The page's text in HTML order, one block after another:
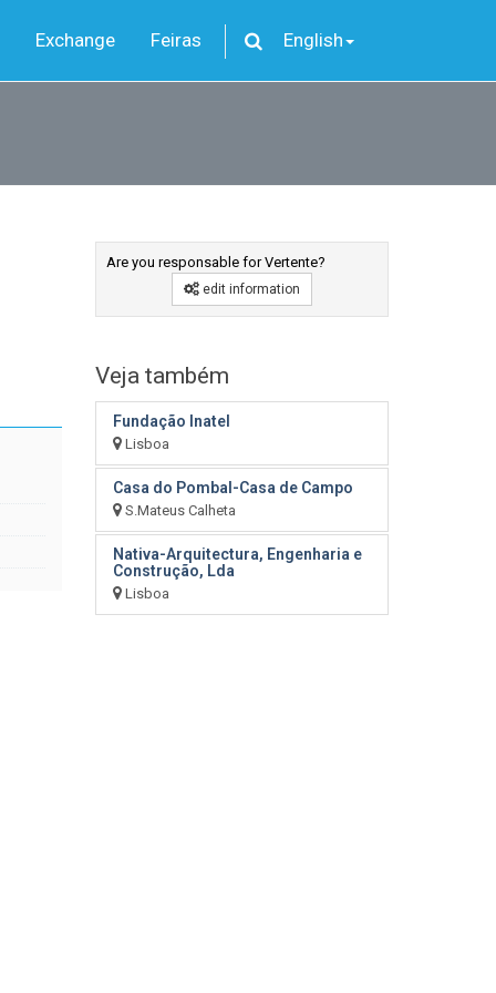
Exchange Feiras English
Are you responsable for Vertente?
edit information
Veja também
Fundação Inatel
Lisboa
Casa do Pombal-Casa de Campo
S.Mateus Calheta
Nativa-Arquitectura, Engenharia e
Construção, Lda
Lisboa